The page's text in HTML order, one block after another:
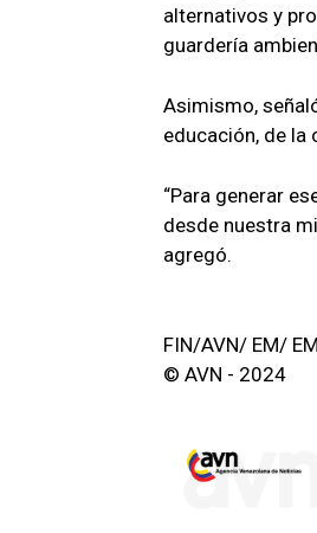
alternativos y
guardería
Asimismo,
educación, de la
“Para generar
desde nuestra
agregó.
FIN/AVN/ EM/
© AVN - 2024